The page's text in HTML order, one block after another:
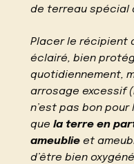
de terreau spécial
Placer le récipient
éclairé, bien
quotidiennement,
arrosage excessif
n’est pas bon pour
quela terre en
ameublie et
d’être bien